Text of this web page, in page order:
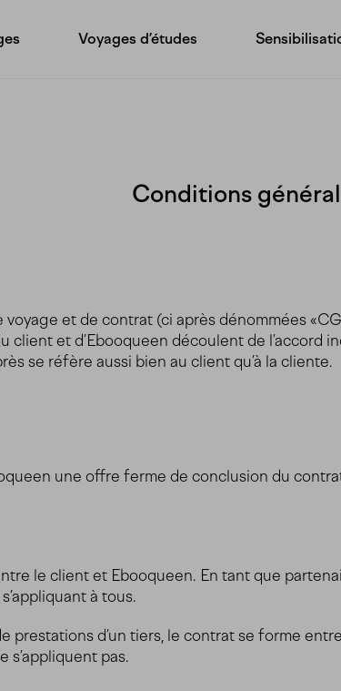
Voyages d’études
Conditions
et de contrat (ci après dénommées
client et d’Ebooqueen découlent de
se réfère aussi bien au client qu’à la cliente.
une offre ferme de conclusion du
le client et Ebooqueen. En tant que
à tous.
prestations d’un tiers, le contrat se forme
s’appliquent pas.